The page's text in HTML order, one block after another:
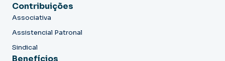
Contribuições
Associativa
Assistencial Patronal
Sindical
Benefícios